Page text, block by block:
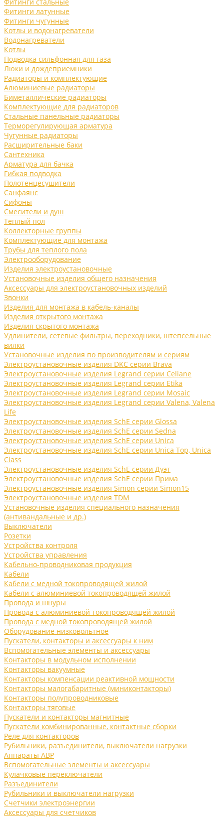
Фитинги латунные
Фитинги чугунные
Котлы и водонагреватели
Водонагреватели
Котлы
Подводка сильфонная для газа
Люки и дождеприемники
Радиаторы и комплектующие
Алюминиевые радиаторы
Биметаллические радиаторы
Комплектующие для радиаторов
Стальные панельные радиаторы
Терморегулирующая арматура
Чугунные радиаторы
Расширительные баки
Сантехника
Арматура для бачка
Гибкая подводка
Полотенцесушители
Санфаянс
Сифоны
Смесители и душ
Теплый пол
Коллекторные группы
Комплектующие для монтажа
Трубы для теплого пола
Электрооборудование
Изделия электроустановочные
Установочные изделия общего назначения
Аксессуары для электроустановочных изделий
Звонки
Изделия для монтажа в кабель-каналы
Изделия открытого монтажа
Изделия скрытого монтажа
Удлинители, сетевые фильтры, переходники, штепсельные
вилки
Установочные изделия по производителям и сериям
Электроустановочные изделия DKC серии Brava
Электроустановочные изделия Legrand серии Celiane
Электроустановочные изделия Legrand серии Etika
Электроустановочные изделия Legrand серии Mosaic
Электроустановочные изделия Legrand серии Valena, Valena
Life
Электроустановочные изделия SchE серии Glossa
Электроустановочные изделия SchE серии Sedna
Электроустановочные изделия SchE серии Unica
Электроустановочные изделия SchE серии Unica Top, Unica
Class
Электроустановочные изделия SchE серии Дуэт
Электроустановочные изделия SchE серии Прима
Электроустановочные изделия Simon серии Simon15
Электроустановочные изделия TDM
Установочные изделия специального назначения
(антивандальные и др.)
Выключатели
Розетки
Устройства контроля
Устройства управления
Кабельно-проводниковая продукция
Кабели
Кабели с медной токопроводящей жилой
Кабели с алюминиевой токопроводящей жилой
Провода и шнуры
Провода с алюминиевой токопроводящей жилой
Провода с медной токопроводящей жилой
Оборудование низковольтное
Пускатели, контакторы и аксессуары к ним
Вспомогательные элементы и аксессуары
Контакторы в модульном исполнении
Контакторы вакуумные
Контакторы компенсации реактивной мощности
Контакторы малогабаритные (миниконтакторы)
Контакторы полупроводниковые
Контакторы тяговые
Пускатели и контакторы магнитные
Пускатели комбинированные, контактные сборки
Реле для контакторов
Рубильники, разъединители, выключатели нагрузки
Аппараты АВР
Вспомогательные элементы и аксессуары
Кулачковые переключатели
Разъединители
Рубильники и выключатели нагрузки
Счетчики электроэнергии
Аксессуары для счетчиков